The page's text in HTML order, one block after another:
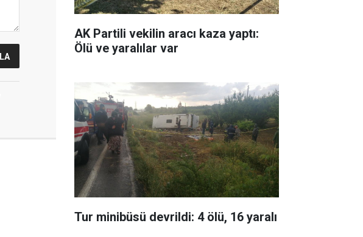
AK Partili vekilin aracı kaza yaptı:
Ölü ve yaralılar var
Tur minibüsü devrildi: 4 ölü, 16 yaralı